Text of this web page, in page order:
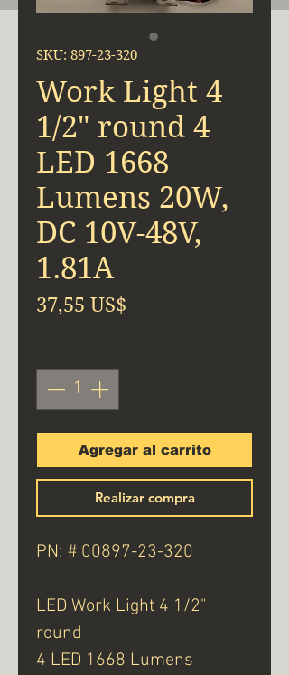
SKU: 897-23-320
Work Light 4
1/2" round 4
LED 1668
Lumens 20W,
DC 10V-48V,
1.81A
37,55 US$
Agregar al carrito
Realizar compra
PN: # 00897-23-320
LED Work Light 4 1/2"
round
4 LED 1668 Lumens